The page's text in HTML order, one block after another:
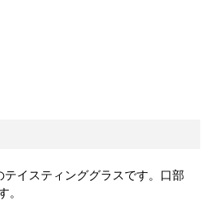
イスティンググラスです。口部